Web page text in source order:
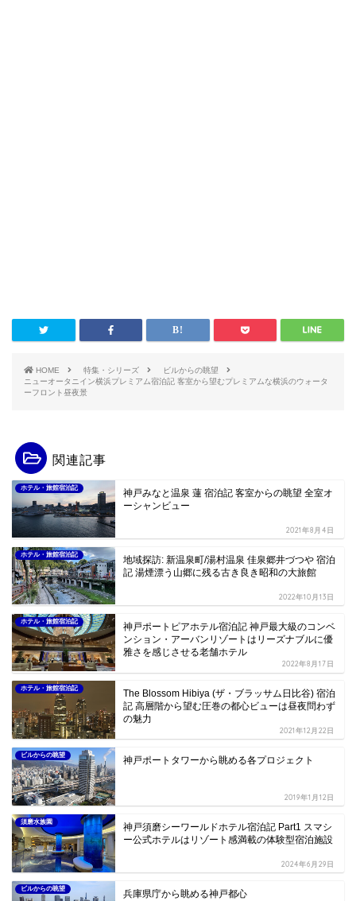
HOME 特集・シリーズ
ビルからの眺望
ニューオータニイン横浜プレミアム宿泊記 客室から望むプレミアムな横浜のウォータ
ーフロント昼夜景
関連記事
ホテル・旅館宿泊記
神戸みなと温泉 蓮 宿泊記 客室からの眺望 全室オ
ーシャンビュー
2021年8月4日
ホテル・旅館宿泊記
地域探訪: 新温泉町/湯村温泉 佳泉郷井づつや 宿泊
記 湯煙漂う山郷に残る古き良き昭和の大旅館
2022年10月13日
ホテル・旅館宿泊記
神戸ポートピアホテル宿泊記 神戸最大級のコンベ
ンション・アーバンリゾートはリーズナブルに優
雅さを感じさせる老舗ホテル
2022年8月17日
ホテル・旅館宿泊記
The Blossom Hibiya (ザ・ブラッサム日比谷) 宿泊
記 高層階から望む圧巻の都心ビューは昼夜問わず
の魅力
2021年12月22日
ビルからの眺望 神戸ポートタワーから眺める各プロジェクト
2019年1月12日
須磨水族園
神戸須磨シーワールドホテル宿泊記 Part1 スマシ
ー公式ホテルはリゾート感満載の体験型宿泊施設
2024年6月29日
ビルからの眺望 兵庫県庁から眺める神戸都心